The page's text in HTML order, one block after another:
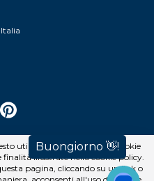
utilizzati si avvalgono di cookie
illustrate nella cookie policy.
pagina, cliccando su un link o